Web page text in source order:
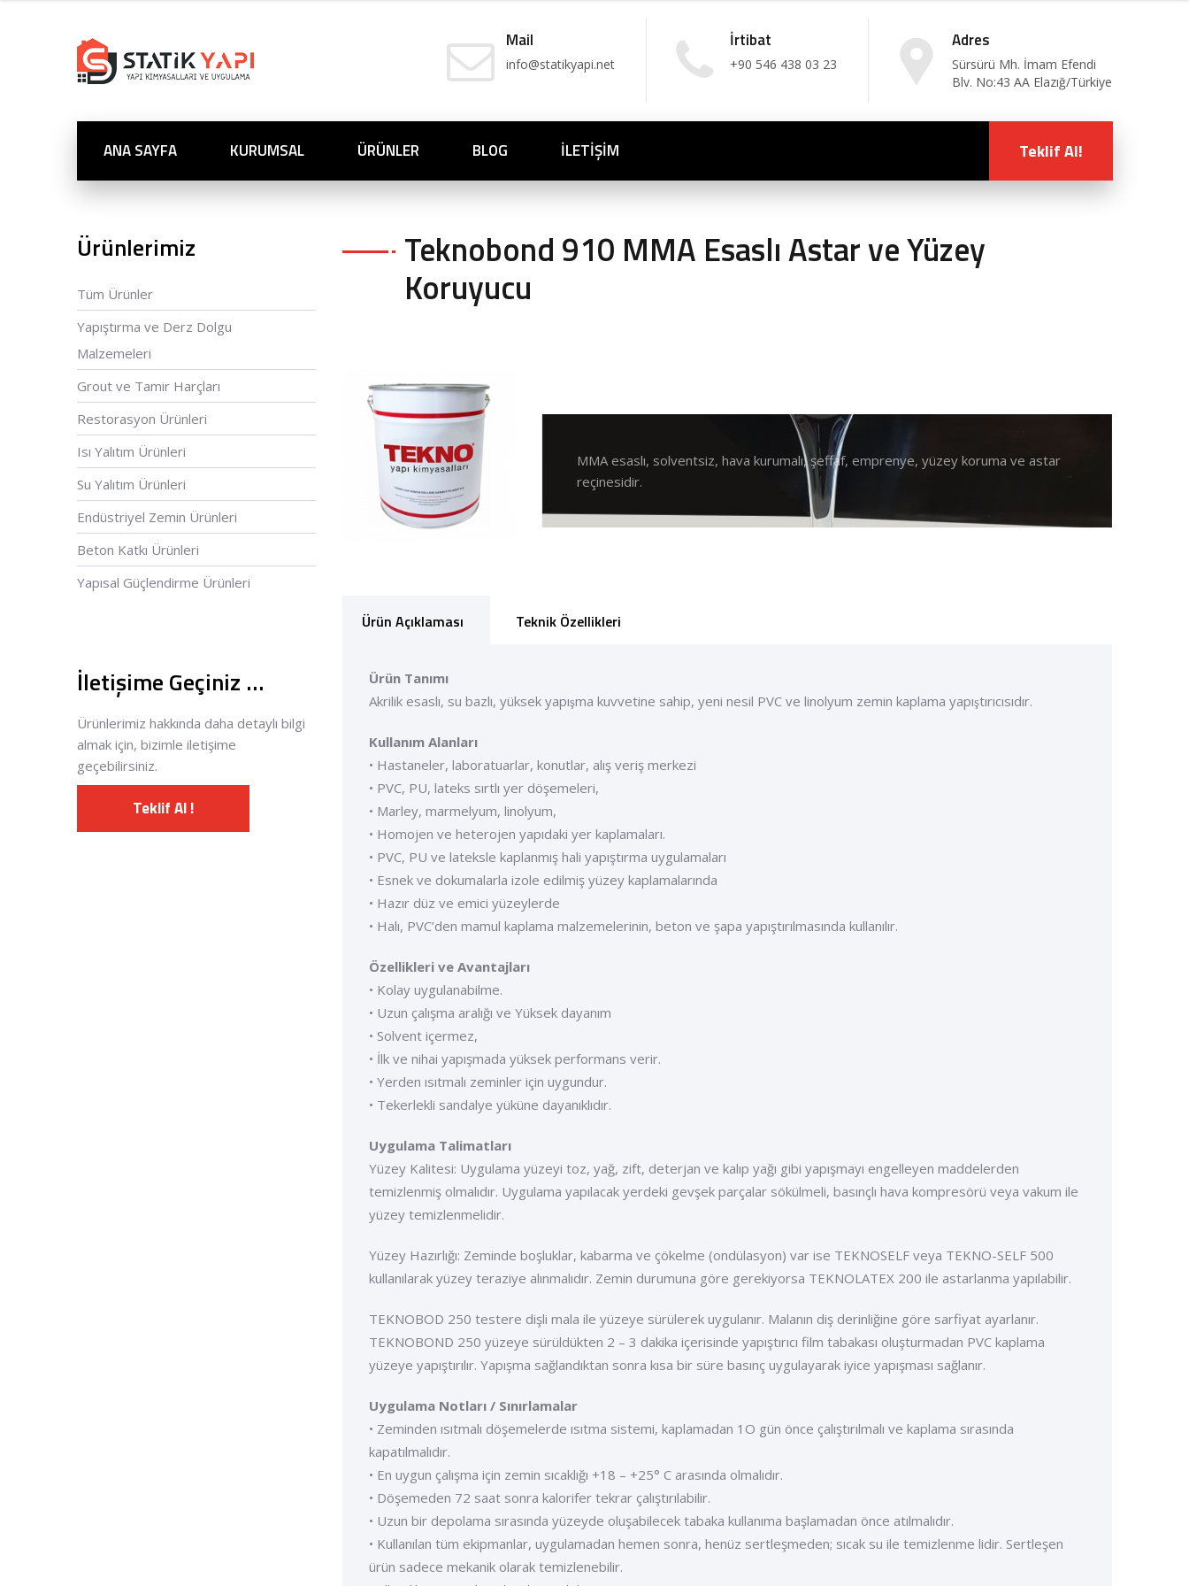
Mail
info@statikyapi.net
İrtibat
+90 546 438 03 23
Adres
Sürsürü Mh. İmam Efendi
Blv. No:43 AA Elazığ/Türkiye
ANA SAYFA KURUMSAL ÜRÜNLER BLOG İLETIŞIM Teklif Al!
Ürünlerimiz
Tüm Ürünler
Yapıştırma ve Derz Dolgu
Malzemeleri
Grout ve Tamir Harçları
Restorasyon Ürünleri
Isı Yalıtım Ürünleri
Su Yalıtım Ürünleri
Endüstriyel Zemin Ürünleri
Beton Katkı Ürünleri
Yapısal Güçlendirme Ürünleri
İletişime Geçiniz …
Ürünlerimiz hakkında daha detaylı bilgi
almak için, bizimle iletişime
geçebilirsiniz.
Teklif Al !
Teknobond 910 MMA Esaslı Astar ve Yüzey
Koruyucu
MMA esaslı, solventsiz, hava kurumalı, şeffaf, emprenye, yüzey koruma ve astar
reçinesidir.
Ürün Açıklaması Teknik Özellikleri
Ürün Tanımı
Akrilik esaslı, su bazlı, yüksek yapışma kuvvetine sahip, yeni nesil PVC ve linolyum zemin kaplama yapıştırıcısıdır.
Kullanım Alanları
• Hastaneler, laboratuarlar, konutlar, alış veriş merkezi
• PVC, PU, lateks sırtlı yer döşemeleri,
• Marley, marmelyum, linolyum,
• Homojen ve heterojen yapıdaki yer kaplamaları.
• PVC, PU ve lateksle kaplanmış hali yapıştırma uygulamaları
• Esnek ve dokumalarla izole edilmiş yüzey kaplamalarında
• Hazır düz ve emici yüzeylerde
• Halı, PVC’den mamul kaplama malzemelerinin, beton ve şapa yapıştırılmasında kullanılır.
Özellikleri ve Avantajları
• Kolay uygulanabilme.
• Uzun çalışma aralığı ve Yüksek dayanım
• Solvent içermez,
• İlk ve nihai yapışmada yüksek performans verir.
• Yerden ısıtmalı zeminler için uygundur.
• Tekerlekli sandalye yüküne dayanıklıdır.
Uygulama Talimatları
Yüzey Kalitesi: Uygulama yüzeyi toz, yağ, zift, deterjan ve kalıp yağı gibi yapışmayı engelleyen maddelerden
temizlenmiş olmalıdır. Uygulama yapılacak yerdeki gevşek parçalar sökülmeli, basınçlı hava kompresörü veya vakum ile
yüzey temizlenmelidir.
Yüzey Hazırlığı: Zeminde boşluklar, kabarma ve çökelme (ondülasyon) var ise TEKNOSELF veya TEKNO-SELF 500
kullanılarak yüzey teraziye alınmalıdır. Zemin durumuna göre gerekiyorsa TEKNOLATEX 200 ile astarlanma yapılabilir.
TEKNOBOD 250 testere dişli mala ile yüzeye sürülerek uygulanır. Malanın diş derinliğine göre sarfiyat ayarlanır.
TEKNOBOND 250 yüzeye sürüldükten 2 – 3 dakika içerisinde yapıştırıcı film tabakası oluşturmadan PVC kaplama
yüzeye yapıştırılır. Yapışma sağlandıktan sonra kısa bir süre basınç uygulayarak iyice yapışması sağlanır.
Uygulama Notları / Sınırlamalar
• Zeminden ısıtmalı döşemelerde ısıtma sistemi, kaplamadan 1O gün önce çalıştırılmalı ve kaplama sırasında
kapatılmalıdır.
• En uygun çalışma için zemin sıcaklığı +18 – +25° C arasında olmalıdır.
• Döşemeden 72 saat sonra kalorifer tekrar çalıştırılabilir.
• Uzun bir depolama sırasında yüzeyde oluşabilecek tabaka kullanıma başlamadan önce atılmalıdır.
• Kullanılan tüm ekipmanlar, uygulamadan hemen sonra, henüz sertleşmeden; sıcak su ile temizlenme­ lidir. Sertleşen
ürün sadece mekanik olarak temizlenebilir.